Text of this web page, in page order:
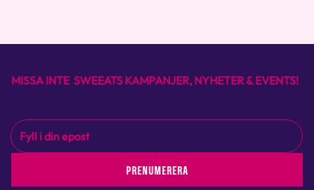
MISSA INTE SWEEATS KAMPANJER, NYHETER & EVENTS!
PRENUMERERA